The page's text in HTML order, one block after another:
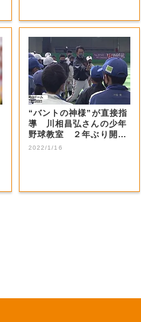
“バントの神様”が直接指
導 川相昌弘さんの少年
野球教室 ２年ぶり開催
【岡山・岡山...
2022/1/16